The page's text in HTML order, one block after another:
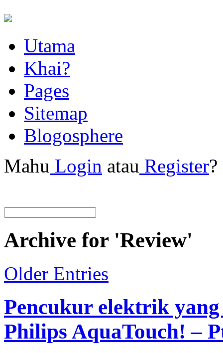
Utama
Khai?
Pages
Sitemap
Blogosphere
Mahu Login atau Register?
Archive for 'Review'
Older Entries
Pencukur elektrik
Philips AquaTouch! –